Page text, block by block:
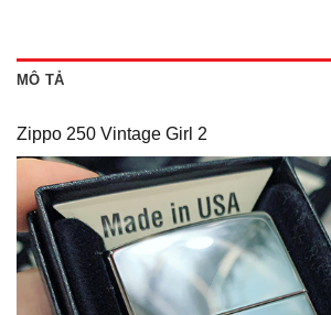
MÔ TẢ
Zippo 250 Vintage Girl 2